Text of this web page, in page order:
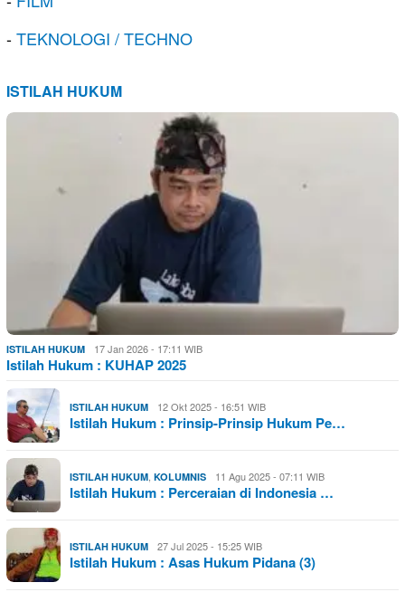
-TEKNOLOGI / TECHNO
ISTILAH HUKUM
ISTILAH HUKUM 17 Jan 2026 - 17:11 WIB
Istilah Hukum : KUHAP 2025
ISTILAH HUKUM 12 Okt 2025 - 16:51 WIB
Istilah Hukum : Prinsip-Prinsip Hukum Pe…
ISTILAH HUKUM KOLUMNIS 11 Agu 2025 - 07:11 WIB
Istilah Hukum : Perceraian di Indonesia …
ISTILAH HUKUM 27 Jul 2025 - 15:25 WIB
Istilah Hukum : Asas Hukum Pidana (3)